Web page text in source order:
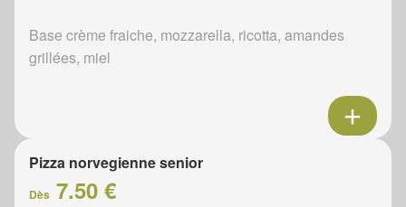
Base crème fraiche, mozzarella, ricotta, amandes
grillées, miel
Pizza norvegienne senior
Dès 7.50 €